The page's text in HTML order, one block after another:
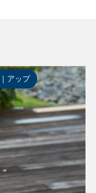
アップ